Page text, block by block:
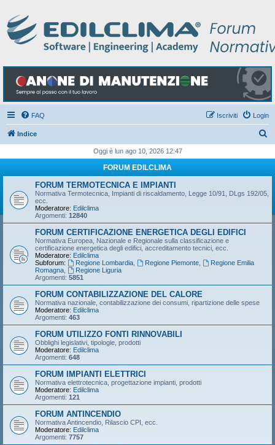
FAQ Login
Iscriviti
Indice
c
Oggi è lun ago 10, 2026 12:47
FORUM EDILCLIMA
FORUM TERMOTECNICA E IMPIANTI
Normativa Termotecnica, Impianti di riscaldamento, Legge 10/91, DLgs 192/05,
ecc.
Moderatore: Edilclima
Argomenti: 12840
FORUM CERTIFICAZIONE ENERGETICA DEGLI EDIFICI
Normativa Europea, Nazionale e Regionale sulla classificazione e
certificazione energetica degli edifici, accreditamento tecnici, ecc.
Moderatore: Edilclima
Subforum:
Regione Lombardia, Regione Piemonte,
Regione Emilia
Romagna
Regione Liguria
Argomenti: 5851
FORUM CONTABILIZZAZIONE DEL CALORE
Normativa nazionale, contabilizzazione dei consumi, ripartizione delle spese
Moderatore: Edilclima
Argomenti: 463
FORUM UTILIZZO FONTI RINNOVABILI
Obblighi legislativi, tipologie, prodotti
Moderatore: Edilclima
Argomenti: 648
FORUM IMPIANTI ELETTRICI
Normativa elettrotecnica, progettazione impianti, prodotti
Moderatore: Edilclima
Argomenti: 121
FORUM ANTINCENDIO
Normativa Antincendio, Rilascio CPI, ecc.
Moderatore: Edilclima
Argomenti: 7757